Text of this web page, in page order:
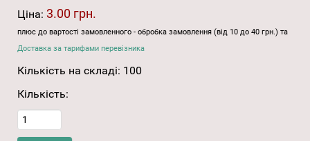
Ціна: 3.00 грн.
плюс до вартості замовленного - обробка замовлення (від 10 до 40 грн.) та
Доставка за тарифами перевізника
Кількість на складі: 100
Кількість: